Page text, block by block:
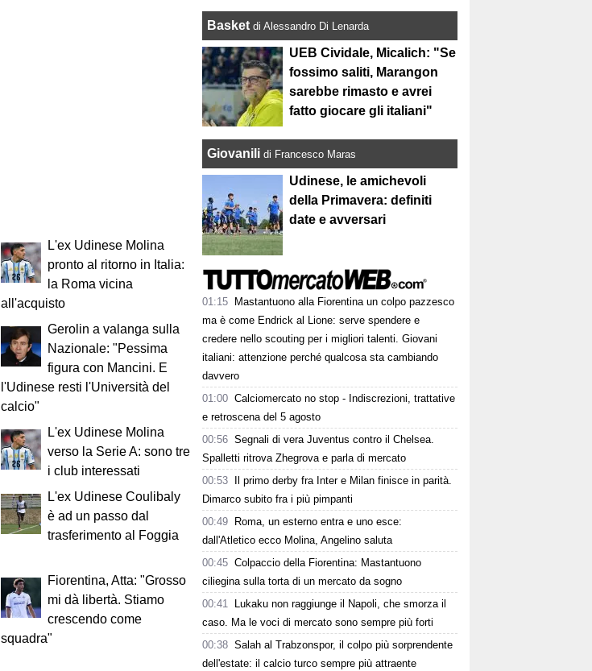
L'ex Udinese Molina
pronto al ritorno in Italia:
la Roma vicina
all'acquisto
Gerolin a valanga sulla
Nazionale: "Pessima
figura con Mancini. E
l'Udinese resti l'Università del
calcio"
L'ex Udinese Molina
verso la Serie A: sono tre
i club interessati
L'ex Udinese Coulibaly
è ad un passo dal
trasferimento al Foggia
Fiorentina, Atta: "Grosso
mi dà libertà. Stiamo
crescendo come
squadra"
Basket di Alessandro Di Lenarda
UEB Cividale, Micalich: "Se
fossimo saliti, Marangon
sarebbe rimasto e avrei
fatto giocare gli italiani"
Giovanili di Francesco Maras
Udinese, le amichevoli
della Primavera: definiti
date e avversari
01:15
Mastantuono alla Fiorentina un colpo pazzesco
ma è come Endrick al Lione: serve spendere e
credere nello scouting per i migliori talenti. Giovani
italiani: attenzione perché qualcosa sta cambiando
davvero
01:00 Calciomercato no stop - Indiscrezioni, trattative
e retroscena del 5 agosto
00:56 Segnali di vera Juventus contro il Chelsea.
Spalletti ritrova Zhegrova e parla di mercato
00:53
Il primo derby fra Inter e Milan finisce in parità.
Dimarco subito fra i più pimpanti
00:49
Roma, un esterno entra e uno esce:
dall'Atletico ecco Molina, Angelino saluta
00:45 Colpaccio della Fiorentina: Mastantuono
ciliegina sulla torta di un mercato da sogno
00:41
Lukaku non raggiunge il Napoli, che smorza il
caso. Ma le voci di mercato sono sempre più forti
00:38 Salah al Trabzonspor, il colpo più sorprendente
dell'estate: il calcio turco sempre più attraente